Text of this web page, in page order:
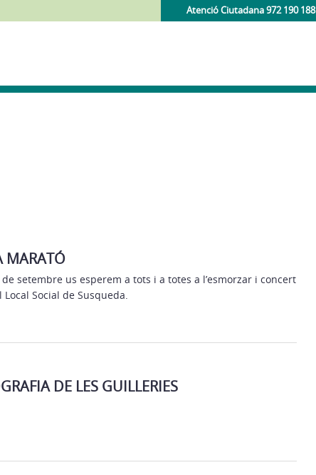
Atenció Ciutadana 972 190 188
MARATÓ
setembre us esperem a tots i a totes a l’esmorzar i concert
Social de Susqueda.
DE LES GUILLERIES